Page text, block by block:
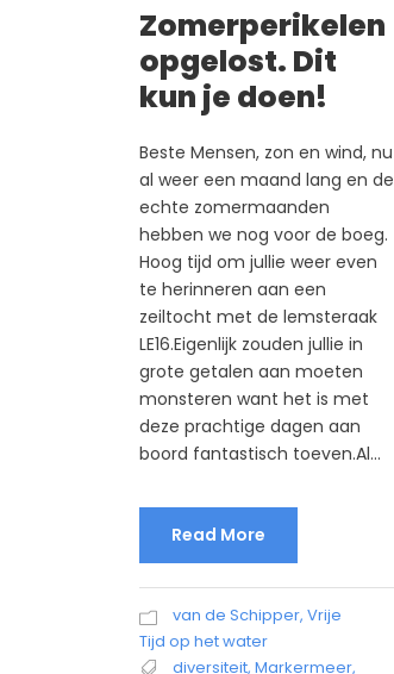
Zomerperikelen
opgelost. Dit
kun je doen!
Beste Mensen, zon en wind, nu
al weer een maand lang en de
echte zomermaanden
hebben we nog voor de boeg.
Hoog tijd om jullie weer even
te herinneren aan een
zeiltocht met de lemsteraak
LE16.Eigenlijk zouden jullie in
grote getalen aan moeten
monsteren want het is met
deze prachtige dagen aan
boord fantastisch toeven.Al...
Read More
van de Schipper, Vrije
Tijd op het water
diversiteit, Markermeer,